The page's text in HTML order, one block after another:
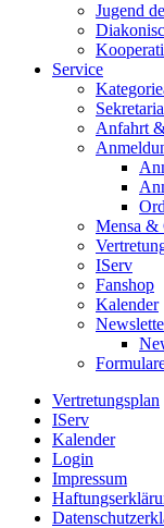
Jugend
Service
Anfahrt
Mensa &
IServ
Fanshop
Kalender
Vertretungsplan
IServ
Kalender
Login
Impressum